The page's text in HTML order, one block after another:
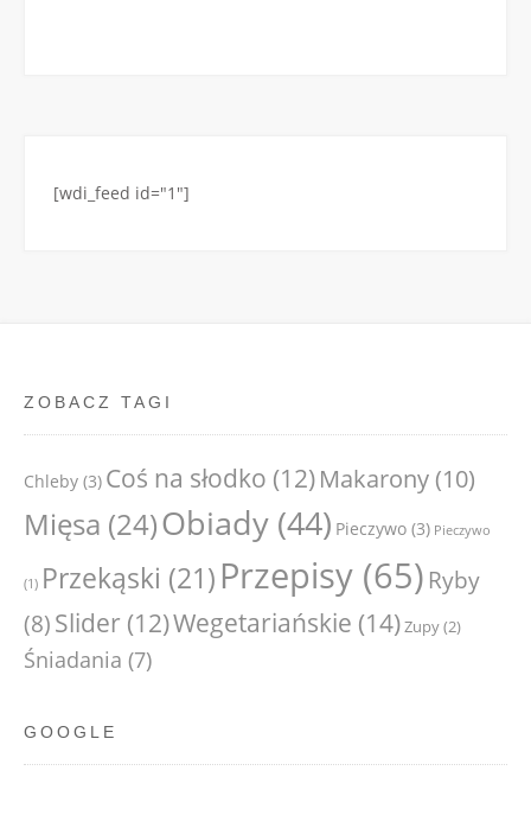
[wdi_feed id="1"]
ZOBACZ TAGI
Chleby (3) Coś na słodko (12)Makarony (10)
Mięsa (24)Obiady (44) Pieczywo (3) Pieczywo
(1) Przekąski (21) Przepisy (65) Ryby
(8) Slider (12)Wegetariańskie (14)Zupy(2)
Śniadania (7)
GOOGLE